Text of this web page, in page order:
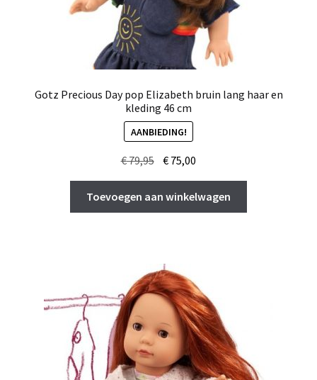
Gotz Precious Day pop Elizabeth bruin lang haar en
kleding 46 cm
AANBIEDING!
€79,95 Oorspronkelijke
prijs
was:
€ 79,95.
€ 75,00
prijs
is:
€ 75,00.
Toevoegen aan winkelwagen